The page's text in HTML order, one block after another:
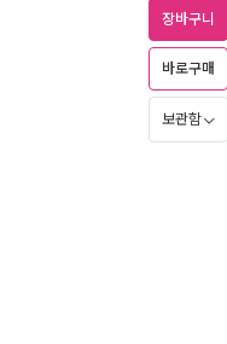
장바구니
바로구매
보관함